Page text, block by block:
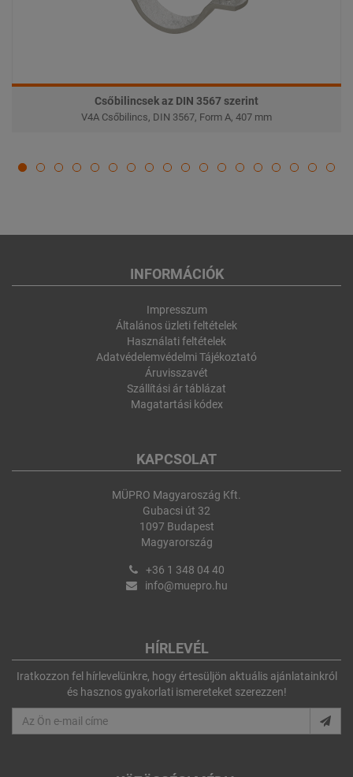
Csőbilincsek az DIN 3567 szerint
V4A Csőbilincs, DIN 3567, Form A, 407 mm
INFORMÁCIÓK
Impresszum
Általános üzleti feltételek
Használati feltételek
Adatvédelemvédelmi Tájékoztató
Áruvisszavét
Szállítási ár táblázat
Magatartási kódex
KAPCSOLAT
MÜPRO Magyaroszág Kft.
Gubacsi út 32
1097 Budapest
Magyarország
+36 1 348 04 40
info@muepro.hu
HÍRLEVÉL
Iratkozzon fel hírlevelünkre, hogy értesüljön aktuális ajánlatainkról
és hasznos gyakorlati ismereteket szerezzen!